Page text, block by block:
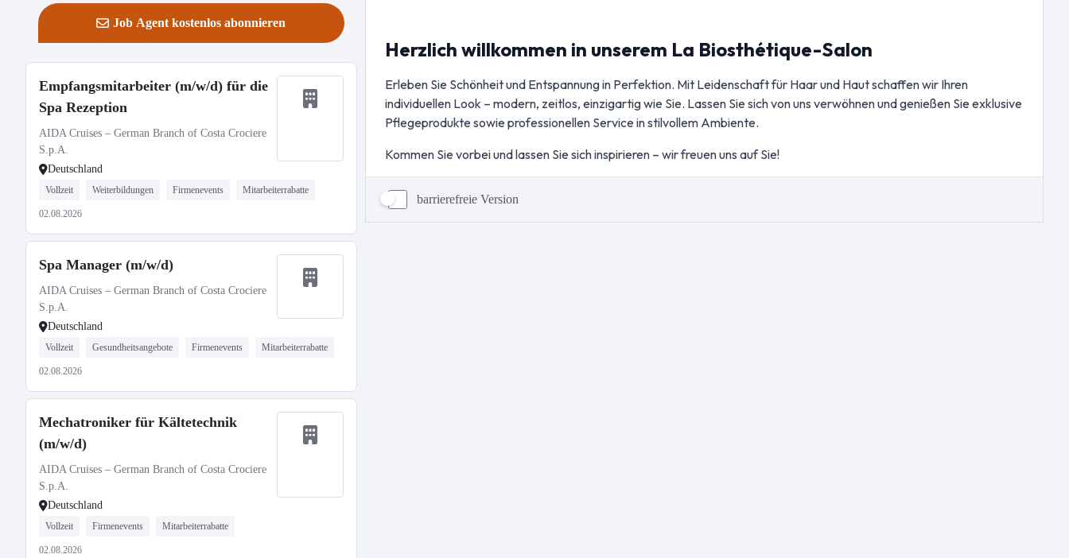
Job Agent kostenlos abonnieren
Empfangsmitarbeiter (m/w/d) für die
Spa Rezeption
AIDA Cruises – German Branch of Costa Crociere
S.p.A.
Deutschland
Vollzeit Weiterbildungen Firmenevents Mitarbeiterrabatte
02.08.2026
Spa Manager (m/w/d)
AIDA Cruises – German Branch of Costa Crociere
S.p.A.
Deutschland
Vollzeit Gesundheitsangebote Firmenevents Mitarbeiterrabatte
02.08.2026
Mechatroniker für Kältetechnik
(m/w/d)
AIDA Cruises – German Branch of Costa Crociere
S.p.A.
Deutschland
Vollzeit Firmenevents Mitarbeiterrabatte
02.08.2026
barrierefreie Version